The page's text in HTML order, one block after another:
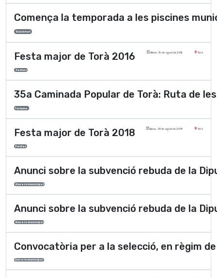
Comença la temporada a les piscines
Societat
Festa major de Torà 2016 dilluns, 15 de agost de 2016 Torà
Festes
35a Caminada Popular de Torà: Ruta de
Turisme
Festa major de Torà 2018 dijous, 30 de agost de 2018 Torà
Festes
Anunci sobre la subvenció rebuda de la
Govern municipal
Anunci sobre la subvenció rebuda de la
Govern municipal
Convocatòria per a la selecció, en règim
Govern municipal